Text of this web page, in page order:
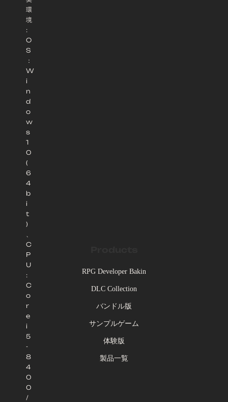
環
境
:
O
S
：
W
i
n
d
o
w
s
1
0
(
6
4
b
i
t
)
C
P
U
:
C
o
r
e
i
5
-
8
4
0
0
/
RPG Developer Bakin
DLC Collection
バンドル版
サンプルゲーム
体験版
製品一覧